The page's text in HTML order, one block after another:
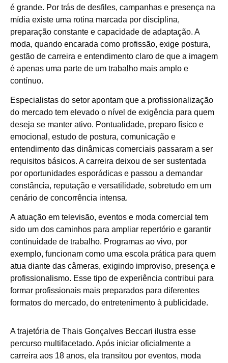
é grande. Por trás de desfiles, campanhas e presença na
mídia existe uma rotina marcada por disciplina,
preparação constante e capacidade de adaptação. A
moda, quando encarada como profissão, exige postura,
gestão de carreira e entendimento claro de que a imagem
é apenas uma parte de um trabalho mais amplo e
contínuo.
Especialistas do setor apontam que a profissionalização
do mercado tem elevado o nível de exigência para quem
deseja se manter ativo. Pontualidade, preparo físico e
emocional, estudo de postura, comunicação e
entendimento das dinâmicas comerciais passaram a ser
requisitos básicos. A carreira deixou de ser sustentada
por oportunidades esporádicas e passou a demandar
constância, reputação e versatilidade, sobretudo em um
cenário de concorrência intensa.
A atuação em televisão, eventos e moda comercial tem
sido um dos caminhos para ampliar repertório e garantir
continuidade de trabalho. Programas ao vivo, por
exemplo, funcionam como uma escola prática para quem
atua diante das câmeras, exigindo improviso, presença e
profissionalismo. Esse tipo de experiência contribui para
formar profissionais mais preparados para diferentes
formatos do mercado, do entretenimento à publicidade.
A trajetória de Thais Gonçalves Beccari ilustra esse
percurso multifacetado. Após iniciar oficialmente a
carreira aos 18 anos, ela transitou por eventos, moda